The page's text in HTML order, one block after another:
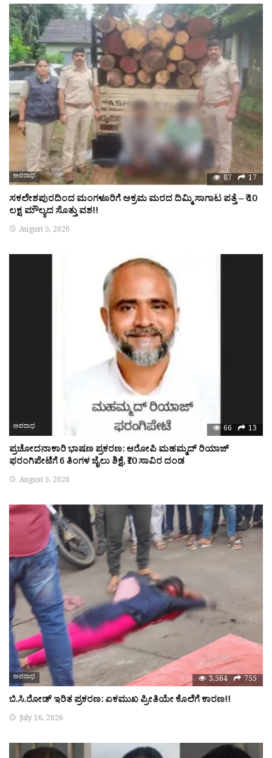
ಅಪರಾಧ 87 17
ಸಕಲೇಶಪುರದಿಂದ ಮಂಗಳೂರಿಗೆ ಅಕ್ರಮ ಮರದ ದಿಮ್ಮಿ ಸಾಗಾಟ ಪತ್ತೆ – ₹ 10
ಲಕ್ಷ ಮೌಲ್ಯದ ಸೊತ್ತು ವಶ!!
August 5, 2026
ಅಪರಾಧ 66 13
ಪ್ರಚೋದನಾಕಾರಿ ಭಾಷಣ ಪ್ರಕರಣ: ಆರೋಪಿ ಮಹಮ್ಮದ್ ರಿಯಾಜ್
ಫರಂಗಿಪೇಟೆಗೆ 6 ತಿಂಗಳ ಜೈಲು ಶಿಕ್ಷೆ, ₹10 ಸಾವಿರ ದಂಡ
August 5, 2026
ಅಪರಾಧ 3,564 755
ಬಿ.ಸಿ.ರೋಡ್ ಇರಿತ ಪ್ರಕರಣ: ಏಕಮುಖ ಪ್ರೀತಿಯೇ ಕೊಲೆಗೆ ಕಾರಣ!!
July 16, 2026